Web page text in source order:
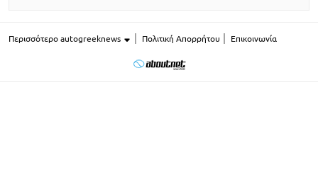
Περισσότερο autogreeknews Πολιτική Απορρήτου Επικοινωνία